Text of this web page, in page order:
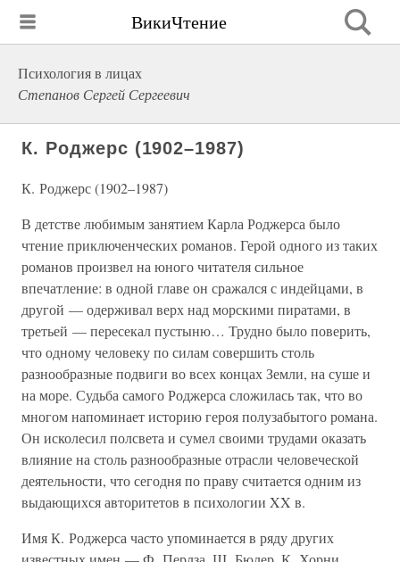
ВикиЧтение
Психология в лицах
Степанов Сергей Сергеевич
К. Роджерс (1902–1987)
К. Роджерс (1902–1987)
В детстве любимым занятием Карла Роджерса было
чтение приключенческих романов. Герой одного из таких
романов произвел на юного читателя сильное
впечатление: в одной главе он сражался с индейцами, в
другой — одерживал верх над морскими пиратами, в
третьей — пересекал пустыню… Трудно было поверить,
что одному человеку по силам совершить столь
разнообразные подвиги во всех концах Земли, на суше и
на море. Судьба самого Роджерса сложилась так, что во
многом напоминает историю героя полузабытого романа.
Он исколесил полсвета и сумел своими трудами оказать
влияние на столь разнообразные отрасли человеческой
деятельности, что сегодня по праву считается одним из
выдающихся авторитетов в психологии XX в.
Имя К. Роджерса часто упоминается в ряду других